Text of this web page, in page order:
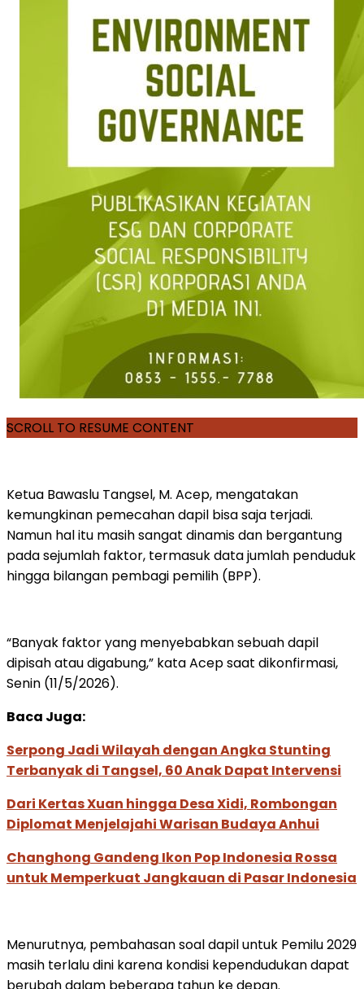
SCROLL TO RESUME CONTENT
Ketua Bawaslu Tangsel, M. Acep, mengatakan
kemungkinan pemecahan dapil bisa saja terjadi.
Namun hal itu masih sangat dinamis dan bergantung
pada sejumlah faktor, termasuk data jumlah penduduk
hingga bilangan pembagi pemilih (BPP).
“Banyak faktor yang menyebabkan sebuah dapil
dipisah atau digabung,” kata Acep saat dikonfirmasi,
Senin (11/5/2026).
Baca Juga:
Serpong Jadi Wilayah dengan Angka Stunting
Terbanyak di Tangsel, 60 Anak Dapat Intervensi
Dari Kertas Xuan hingga Desa Xidi, Rombongan
Diplomat Menjelajahi Warisan Budaya Anhui
Changhong Gandeng Ikon Pop Indonesia Rossa
untuk Memperkuat Jangkauan di Pasar Indonesia
Menurutnya, pembahasan soal dapil untuk Pemilu 2029
masih terlalu dini karena kondisi kependudukan dapat
berubah dalam beberapa tahun ke depan.